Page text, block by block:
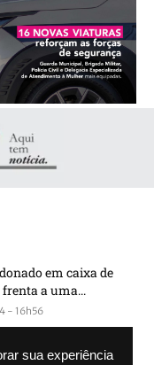
sua experiência
em caixa de
frenta a uma...
- 16h56